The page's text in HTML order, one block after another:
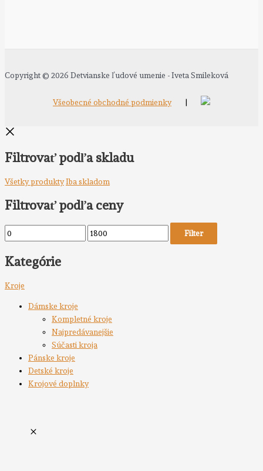
Copyright © 2026 Detvianske ľudové umenie - Iveta Smileková
Všeobecné obchodné podmienky |
Filtrovať podľa skladu
Všetky produktyIba skladom
Filtrovať podľa ceny
Filter
Kategórie
Kroje
Dámske kroje
Kompletné kroje
Najpredávanejšie
Súčasti kroja
Pánske kroje
Detské kroje
Krojové doplnky